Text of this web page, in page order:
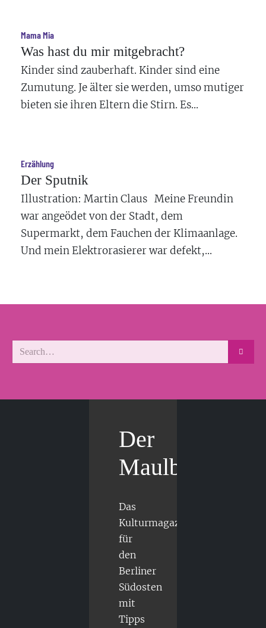
Mama Mia
Was hast du mir mitgebracht?
Kinder sind zauberhaft. Kinder sind eine
Zumutung. Je älter sie werden, umso mutiger
bieten sie ihren Eltern die Stirn. Es...
Erzählung
Der Sputnik
Illustration: Martin Claus Meine Freundin
war angeödet von der Stadt, dem
Supermarkt, dem Fauchen der Klimaanlage.
Und mein Elektrorasierer war defekt,...
Der
Maulbär
Das
Kulturmagazin
für
den
Berliner
Südosten
mit
Tipps